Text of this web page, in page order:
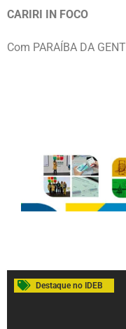
CARIRI IN FOCO
Com PARAÍBA DA
Destaque no IDEB